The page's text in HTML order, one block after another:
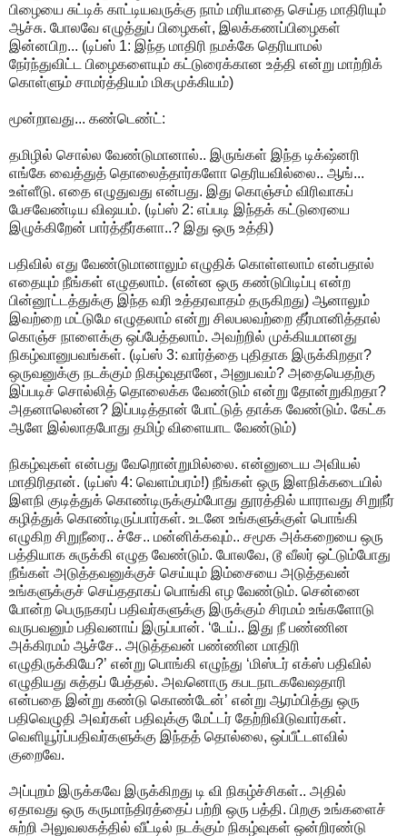
பிழையை சுட்டிக் காட்டியவருக்கு நாம் மரியாதை செய்த மாதிரியும்
ஆச்சு. போலவே எழுத்துப் பிழைகள், இலக்கணப்பிழைகள்
இன்னபிற... (டிப்ஸ் 1: இந்த மாதிரி நமக்கே தெரியாமல்
நேர்ந்துவிட்ட பிழைகளையும் கட்டுரைக்கான உத்தி என்று மாற்றிக்
கொள்ளும் சாமர்த்தியம் மிகமுக்கியம்)
மூன்றாவது... கண்டெண்ட்:
தமிழில் சொல்ல வேண்டுமானால்.. இருங்கள் இந்த டிக்‌ஷ்னரி
எங்கே வைத்துத் தொலைத்தார்களோ தெரியவில்லை.. ஆங்...
உள்ளீடு. எதை எழுதுவது என்பது. இது கொஞ்சம் விரிவாகப்
பேசவேண்டிய விஷயம். (டிப்ஸ் 2: எப்படி இந்தக் கட்டுரையை
இழுக்கிறேன் பார்த்தீர்களா..? இது ஒரு உத்தி)
பதிவில் எது வேண்டுமானாலும் எழுதிக் கொள்ளலாம் என்பதால்
எதையும் நீங்கள் எழுதலாம். (என்ன ஒரு கண்டுபிடிப்பு என்ற
பின்னூட்டத்துக்கு இந்த வரி உத்தரவாதம் தருகிறது) ஆனாலும்
இவற்றை மட்டுமே எழுதலாம் என்று சிலபலவற்றை தீர்மானித்தால்
கொஞ்ச நாளைக்கு ஒப்பேத்தலாம். அவற்றில் முக்கியமானது
நிகழ்வானுபவங்கள். (டிப்ஸ் 3: வார்த்தை புதிதாக இருக்கிறதா?
ஒருவனுக்கு நடக்கும் நிகழ்வுதானே, அனுபவம்? அதையெதற்கு
இப்படிச் சொல்லித் தொலைக்க வேண்டும் என்று தோன்றுகிறதா?
அதனாலென்ன? இப்படித்தான் போட்டுத் தாக்க வேண்டும். கேட்க
ஆளே இல்லாதபோது தமிழ் விளையாட வேண்டும்)
நிகழ்வுகள் என்பது வேறொன்றுமில்லை. என்னுடைய அவியல்
மாதிரிதான். (டிப்ஸ் 4: வெளம்பரம்!) நீங்கள் ஒரு இளநிக்கடையில்
இளநி குடித்துக் கொண்டிருக்கும்போது தூரத்தில் யாராவது சிறுநீர்
கழித்துக் கொண்டிருப்பார்கள். உடனே உங்களுக்குள் பொங்கி
எழுகிற சிறுநீரை.. ச்சே.. மன்னிக்கவும்.. சமூக அக்கறையை ஒரு
பத்தியாக சுருக்கி எழுத வேண்டும். போலவே, டூ வீலர் ஒட்டும்போது
நீங்கள் அடுத்தவனுக்குச் செய்யும் இம்சையை அடுத்தவன்
உங்களுக்குச் செய்ததாகப் பொங்கி எழ வேண்டும். சென்னை
போன்ற பெருநகரப் பதிவர்களுக்கு இருக்கும் சிரமம் உங்களோடு
வருபவனும் பதிவனாய் இருப்பான். ‘டேய்.. இது நீ பண்ணின
அக்கிரமம் ஆச்சே.. அடுத்தவன் பண்ணின மாதிரி
எழுதிருக்கியே?’ என்று பொங்கி எழுந்து ‘மிஸ்டர் எக்ஸ் பதிவில்
எழுதியது சுத்தப் பேத்தல். அவனொரு கபடநாடகவேஷதாரி
என்பதை இன்று கண்டு கொண்டேன்’ என்று ஆரம்பித்து ஒரு
பதிவெழுதி அவர்கள் பதிவுக்கு மேட்டர் தேற்றிவிடுவார்கள்.
வெளியூர்ப்பதிவர்களுக்கு இந்தத் தொல்லை, ஒப்பீட்டளவில்
குறைவே.
அப்புறம் இருக்கவே இருக்கிறது டி வி நிகழ்ச்சிகள்.. அதில்
ஏதாவது ஒரு கருமாந்திரத்தைப் பற்றி ஒரு பத்தி. பிறகு உங்களைச்
சுற்றி அலுவலகத்தில் வீட்டில் நடக்கும் நிகழ்வுகள் ஒன்றிரண்டு